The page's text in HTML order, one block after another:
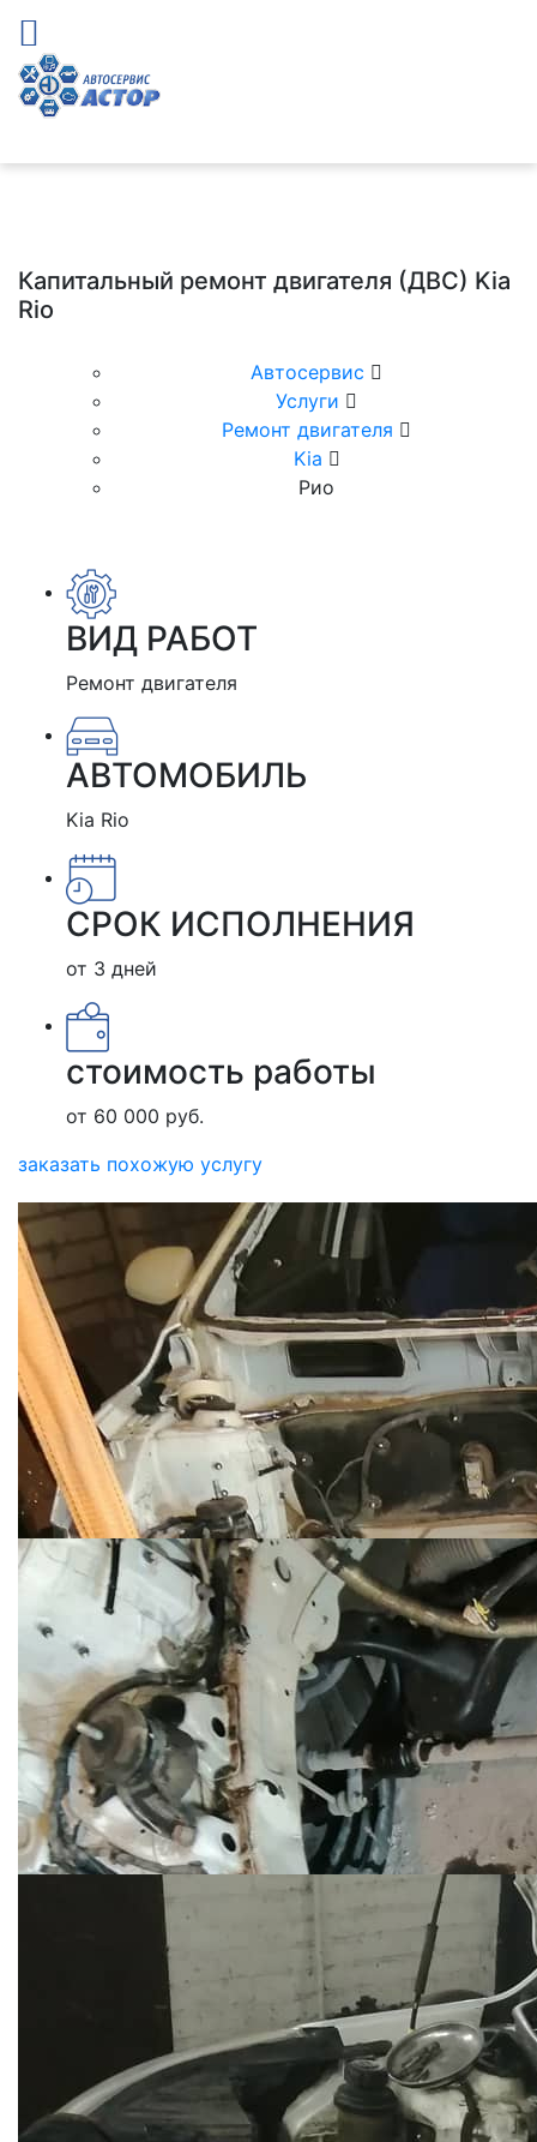
Капитальный ремонт двигателя (ДВС) Kia
Rio
Автосервис
Услуги
Ремонт двигателя
Kia
Рио
ВИД РАБОТ
Ремонт двигателя
АВТОМОБИЛЬ
Kia Rio
СРОК ИСПОЛНЕНИЯ
от 3 дней
стоимость работы
от 60 000 руб.
заказать похожую услугу